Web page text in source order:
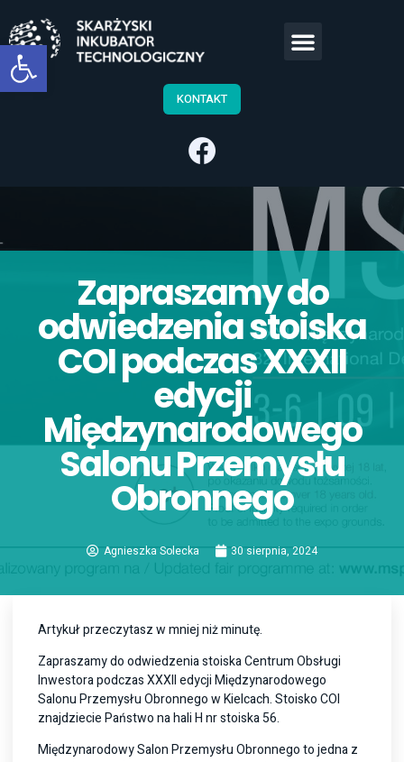
Open toolbar
KONTAKT
Zapraszamy do
odwiedzenia stoiska
COI podczas XXXII
edycji
Międzynarodowego
Salonu Przemysłu
Obronnego
Agnieszka Solecka 30 sierpnia, 2024
Artykuł przeczytasz w mniej niż minutę.
Zapraszamy do odwiedzenia stoiska Centrum Obsługi
Inwestora podczas XXXII edycji Międzynarodowego
Salonu Przemysłu Obronnego w Kielcach. Stoisko COI
znajdziecie Państwo na hali H nr stoiska 56.
Międzynarodowy Salon Przemysłu Obronnego to jedna z